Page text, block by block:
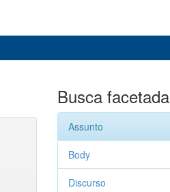
Busca facetada
Assunto
Body
Discurso